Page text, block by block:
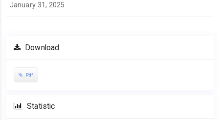
January 31, 2025
Download
Pdf
Statistic